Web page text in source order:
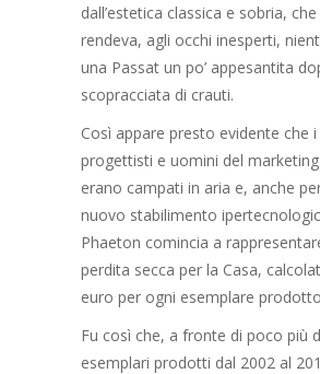
dall’estetica classica e sobria,
rendeva, agli occhi inesperti,
una Passat un po’ appesantita
scopracciata di crauti.
Così appare presto evidente che
progettisti e uomini del
erano campati in aria e, anche
nuovo stabilimento
Phaeton comincia a
perdita secca per la Casa,
euro per ogni esemplare
Fu così che, a fronte di poco più
esemplari prodotti dal 2002 al